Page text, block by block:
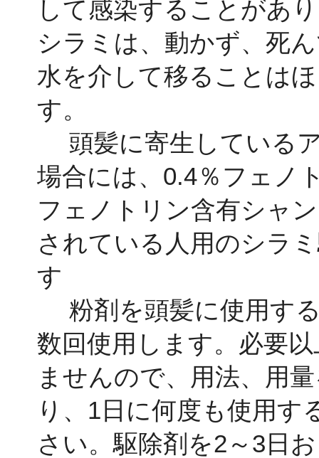
して感染することがあ
シラミは、動かず、死
水を介して移ることは
す。
頭髪に寄生している
場合には、0.4％フェノ
フェノトリン含有シャ
されている人用のシラ
す
粉剤を頭髪に使用す
数回使用します。必要
ませんので、用法、用
り、1日に何度も使用
さい。駆除剤を2～3日